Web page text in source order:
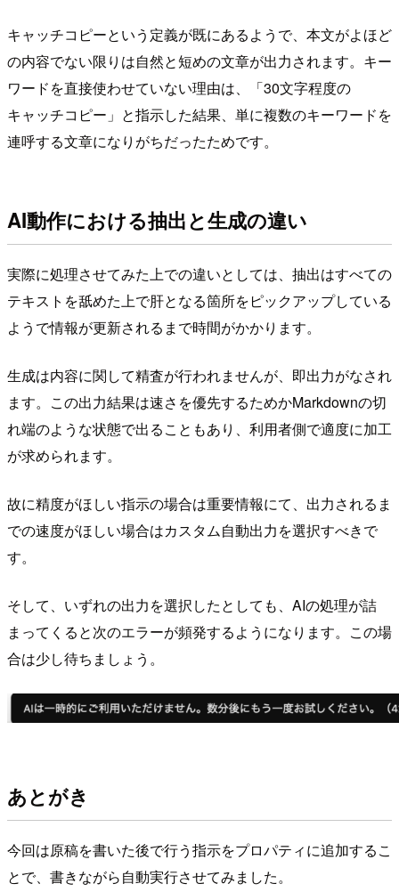
キャッチコピーという定義が既にあるようで、本文がよほど
の内容でない限りは自然と短めの文章が出力されます。キー
ワードを直接使わせていない理由は、「30文字程度の
キャッチコピー」と指示した結果、単に複数のキーワードを
連呼する文章になりがちだったためです。
AI動作における抽出と生成の違い
実際に処理させてみた上での違いとしては、抽出はすべての
テキストを舐めた上で肝となる箇所をピックアップしている
ようで情報が更新されるまで時間がかかります。
生成は内容に関して精査が行われませんが、即出力がなされ
ます。この出力結果は速さを優先するためかMarkdownの切
れ端のような状態で出ることもあり、利用者側で適度に加工
が求められます。
故に精度がほしい指示の場合は重要情報にて、出力されるま
での速度がほしい場合はカスタム自動出力を選択すべきで
す。
そして、いずれの出力を選択したとしても、AIの処理が詰
まってくると次のエラーが頻発するようになります。この場
合は少し待ちましょう。
あとがき
今回は原稿を書いた後で行う指示をプロパティに追加するこ
とで、書きながら自動実行させてみました。